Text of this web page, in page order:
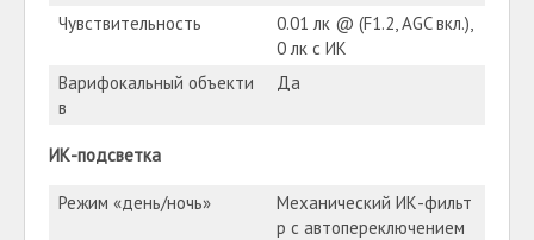
Чувствительность
0.01 лк @ (F1.2, AGC вкл.),
0 лк с ИК
Варифокальный объекти
в
Да
ИК-подсветка
Режим «день/ночь»
Механический ИК-фильт
р с автопереключением